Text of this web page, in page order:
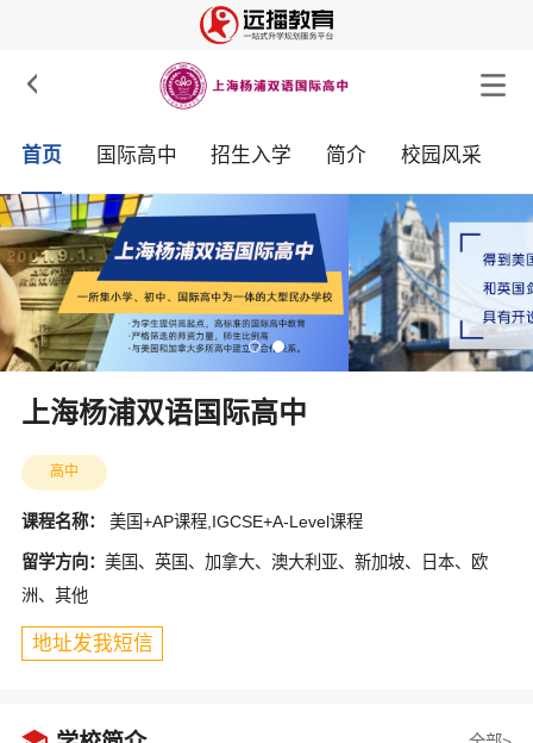

首页 国际高中 招生入学 简介 校园风采
上海杨浦双语国际高中
高中
课程名称： 美国+AP课程,IGCSE+A-Level课程
留学方向： 美国、英国、加拿大、澳大利亚、新加坡、日本、欧
洲、其他
地址发我短信